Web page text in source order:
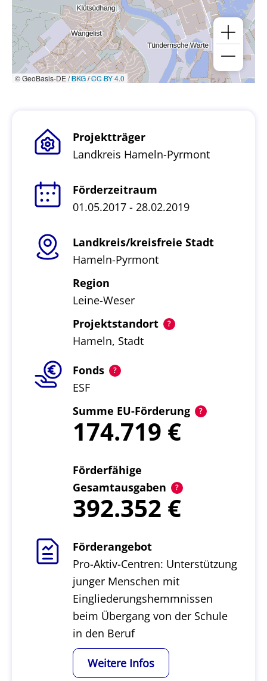
© GeoBasis-DE /BKG/CC BY 4.0
Projektträger
Landkreis Hameln-Pyrmont
Förderzeitraum
01.05.2017 - 28.02.2019
Landkreis/kreisfreie Stadt
Hameln-Pyrmont
Region
Leine-Weser
Projektstandort
Hameln, Stadt
Fonds
ESF
Summe EU-Förderung
174.719
Förderfähige
Gesamtausgaben
392.352
Förderangebot
Pro-Aktiv-Centren: Unterstützung
junger Menschen mit
Eingliederungshemmnissen
beim Übergang von der Schule
in den Beruf
Weitere Infos